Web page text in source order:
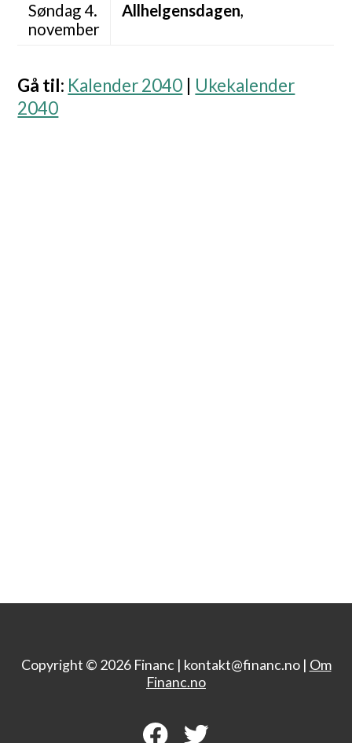
Søndag 4.
november
Allhelgensdagen,
Gå til: Kalender 2040
Ukekalender
2040
Copyright © 2026 Financ | kontakt@financ.no | Om
Financ.no